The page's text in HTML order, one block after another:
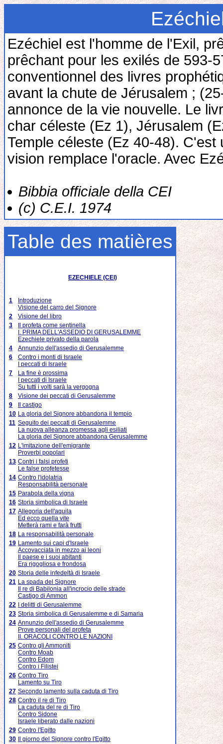
Ezéchiel est l'homme de l'Exil,
prêchant pour les exilés de 593-
conventionnel des livres
avant la chute de Jérusalem ;
annonce de la vie nouvelle. Le
char céleste (Ez 1), Jérusalem
Temple céleste (Ez 40-48).
vision remplace l'oracle. Avec
Bibbia officiale della CEI
(c) C.E.I. 1974
Table des matières
EZECHIELE (CEI)
1
Introduzione
Visione del carro del Signore
2
Visione del libro
3
Il profeta come sentinella
I. PRIMA DELL'ASSEDIO DI GERUSALEMME
Ezechiele privato della parola
4
Annunzio dell'assedio di Gerusalemme
6
Contro i monti di Israele
I peccati di Israele
7
La fine è prossima
I peccati di Israele
Su tutti i volti sarà la vergogna
8
Visione dei peccati di Gerusalemme
9
Il castigo
10 La gloria del Signore abbandona il tempio
11 Seguito dei peccati di Gerusalemme
La nuova alleanza promessa agli esiliati
La gloria del Signore abbandona Gerusalemme
12 L'imitazione dell'emigrante
Proverbi popolari
13 Contri i falsi profeti
Le false profetesse
14 Contro l'idolatria
Responsabilità personale
15 Parabola della vigna
16 Storia simbolica di Israele
17 Allegoria dell'aquila
Ed ecco quella vite
Metterà rami e farà frutti
18 La responsabilità personale
19 Lamento sui capi d'Israele
Accovacciata in mezzo ai leoni
Il paese e i suoi abitanti
Era rigogliosa e frondosa
20 Storia delle infedeltà di Israele
21 La spada del Signore
Il re di Babilonia all'incrocio delle strade
Castigo di Ammon
22
I delitti di Gerusalemme
23 Storia simbolica di Gerusalemme e di Samaria
24 Annunzio dell'assedio di Gerusalemme
Prove personali del profeta
II. ORACOLI CONTRO LE NAZIONI
25 Contro gli Ammoniti
Contro Moab
Contro Edom
Contro i Filistei
26 Contro Tiro
Lamento su Tiro
27 Secondo lamento sulla caduta di Tiro
28 Contro il re di Tiro
La caduta del re di Tiro
Contro Sidone
Israele liberato dalle nazioni
29 Contro l'Egitto
30
Il giorno del Signore contro l'Egitto